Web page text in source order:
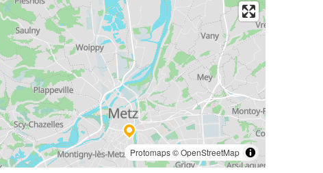
Protomaps©OpenStreetMap